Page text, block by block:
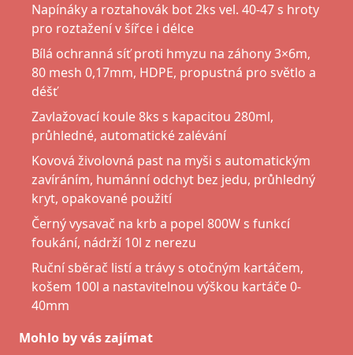
Napínáky a roztahovák bot 2ks vel. 40-47 s hroty
pro roztažení v šířce i délce
Bílá ochranná síť proti hmyzu na záhony 3×6m,
80 mesh 0,17mm, HDPE, propustná pro světlo a
déšť
Zavlažovací koule 8ks s kapacitou 280ml,
průhledné, automatické zalévání
Kovová živolovná past na myši s automatickým
zavíráním, humánní odchyt bez jedu, průhledný
kryt, opakované použití
Černý vysavač na krb a popel 800W s funkcí
foukání, nádrží 10l z nerezu
Ruční sběrač listí a trávy s otočným kartáčem,
košem 100l a nastavitelnou výškou kartáče 0-
40mm
Mohlo by vás zajímat